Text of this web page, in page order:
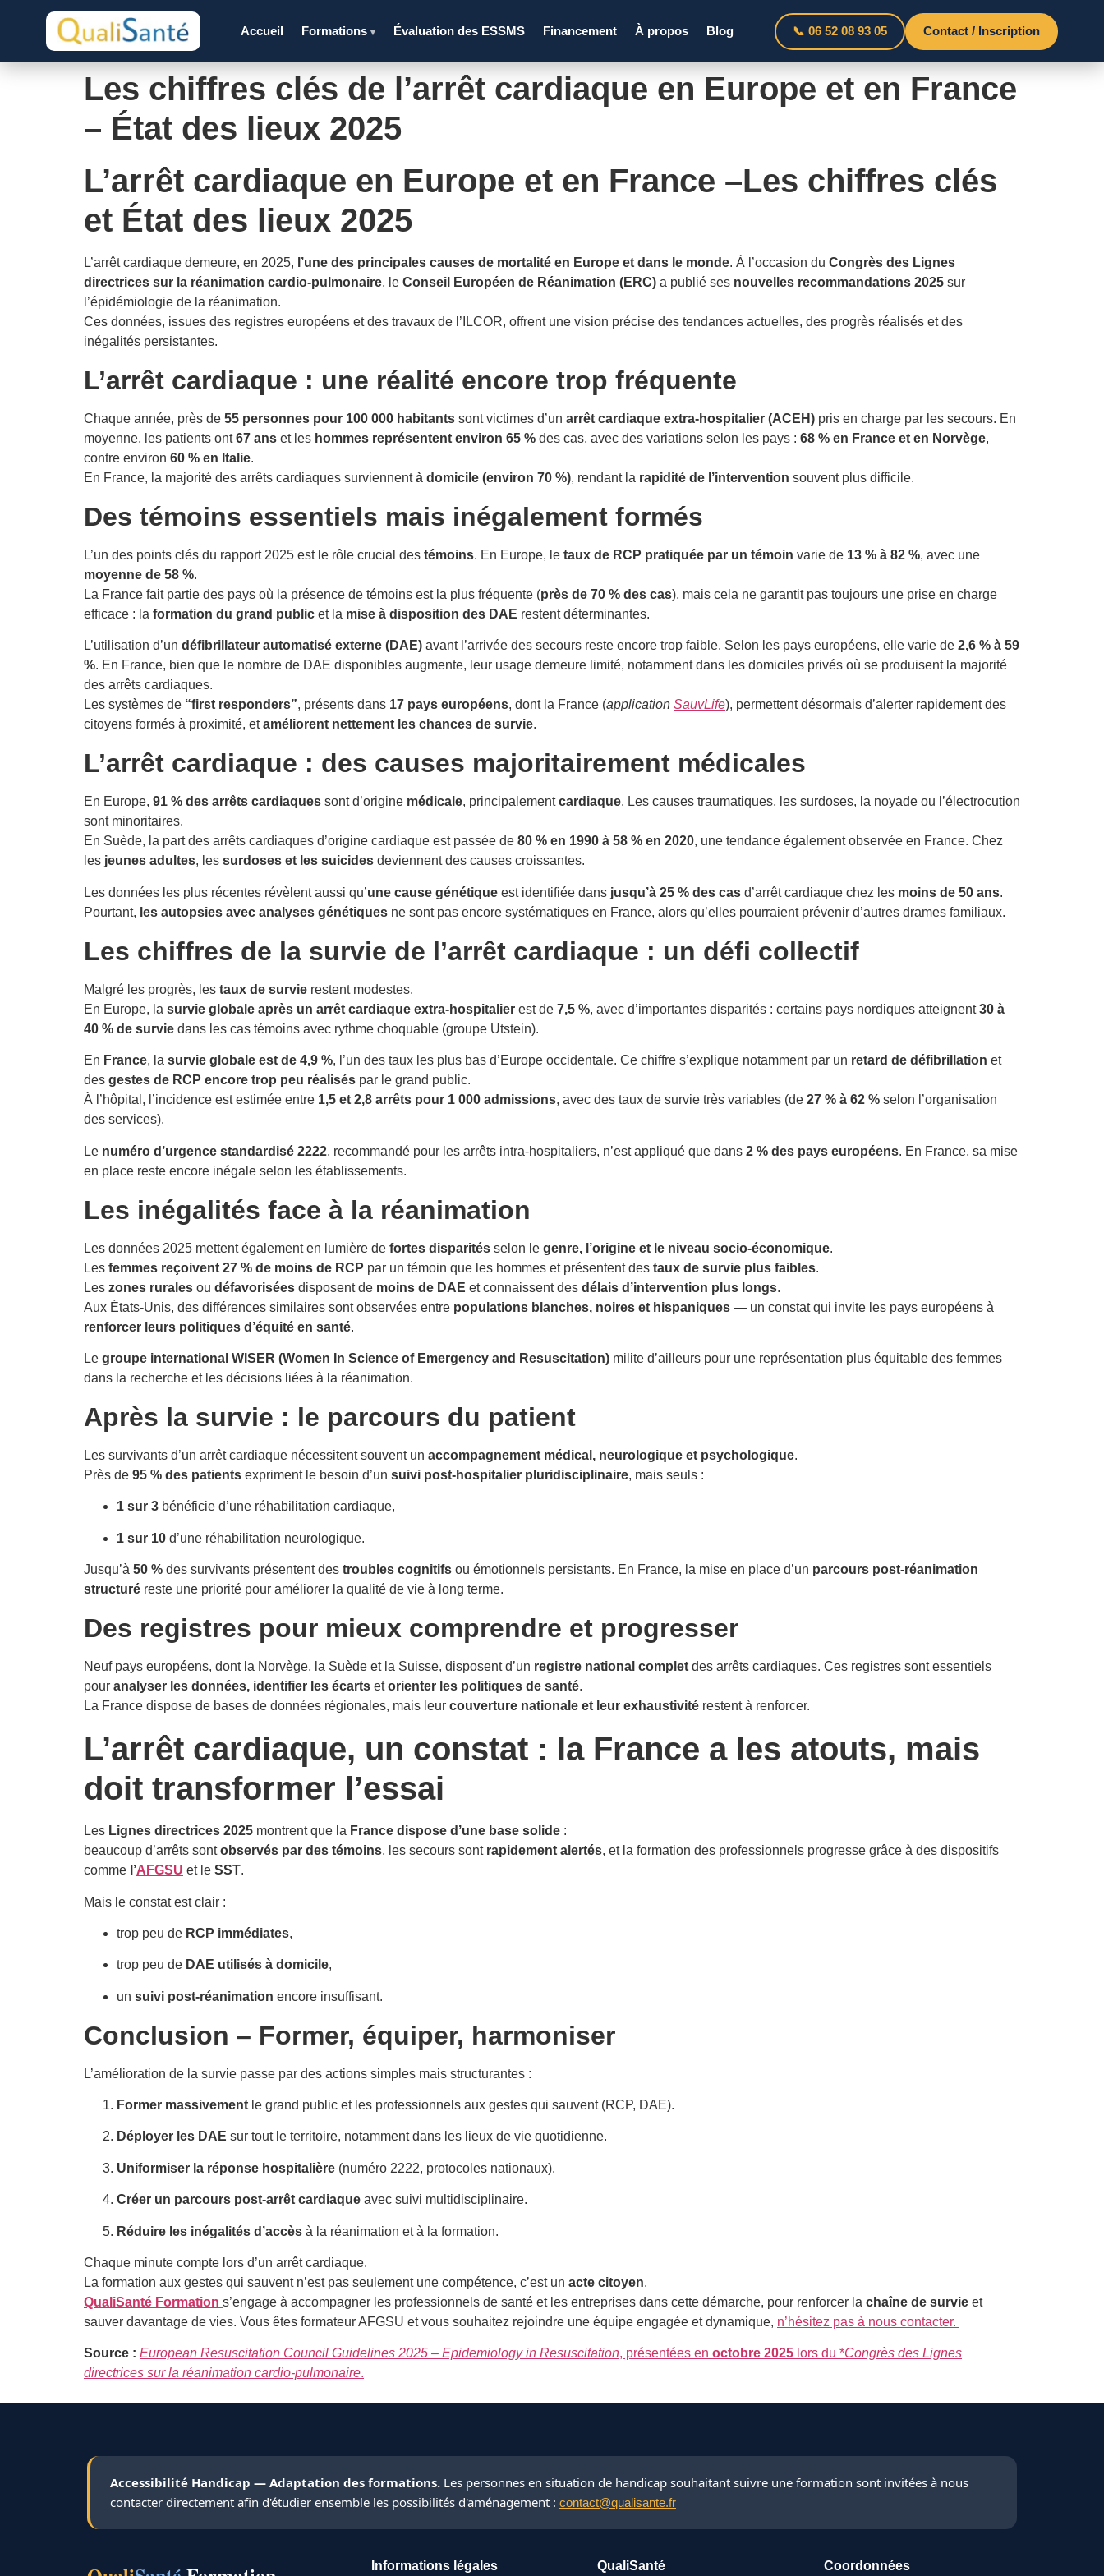
Accueil Formations▾ Évaluation des ESSMS Financement À propos Blog 📞 06 52 08 93 05 Contact / Inscription
Les chiffres clés de l’arrêt cardiaque en Europe et en France
– État des lieux 2025
L’arrêt cardiaque en Europe et en France –Les chiffres clés
et État des lieux 2025
L’arrêt cardiaque demeure, en 2025, l’une des principales causes de mortalité en Europe et dans le monde. À l’occasion du Congrès des Lignes
directrices sur la réanimation cardio-pulmonaire, le Conseil Européen de Réanimation (ERC) a publié ses nouvelles recommandations 2025 sur
l’épidémiologie de la réanimation.
Ces données, issues des registres européens et des travaux de l’ILCOR, offrent une vision précise des tendances actuelles, des progrès réalisés et des
inégalités persistantes.
L’arrêt cardiaque : une réalité encore trop fréquente
Chaque année, près de 55 personnes pour 100 000 habitants sont victimes d’un arrêt cardiaque extra-hospitalier (ACEH) pris en charge par les secours. En
moyenne, les patients ont67 ans et les hommes représentent environ 65 % des cas, avec des variations selon les pays : 68 % en France et en Norvège,
contre environ 60 % en Italie.
En France, la majorité des arrêts cardiaques surviennentà domicile (environ 70 %), rendant la rapidité de l’intervention souvent plus difficile.
Des témoins essentiels mais inégalement formés
L’un des points clés du rapport 2025 est le rôle crucial des témoins. En Europe, le taux de RCP pratiquée par un témoin varie de 13 % à 82 %, avec une
moyenne de 58 %.
La France fait partie des pays où la présence de témoins est la plus fréquente (près de 70 % des cas), mais cela ne garantit pas toujours une prise en charge
efficace : la formation du grand public et la mise à disposition des DAE restent déterminantes.
L’utilisation d’un défibrillateur automatisé externe (DAE) avant l’arrivée des secours reste encore trop faible. Selon les pays européens, elle varie de 2,6 % à 59
%. En France, bien que le nombre de DAE disponibles augmente, leur usage demeure limité, notamment dans les domiciles privés où se produisent la majorité
des arrêts cardiaques.
Les systèmes de “first responders”, présents dans 17 pays européens, dont la France (application SauvLife), permettent désormais d’alerter rapidement des
citoyens formés à proximité, etaméliorent nettement les chances de survie.
L’arrêt cardiaque : des causes majoritairement médicales
En Europe, 91 % des arrêts cardiaques sont d’origine médicale, principalementcardiaque. Les causes traumatiques, les surdoses, la noyade ou l’électrocution
sont minoritaires.
En Suède, la part des arrêts cardiaques d’origine cardiaque est passée de 80 % en 1990 à 58 % en 2020, une tendance également observée en France. Chez
les jeunes adultes, les surdoses et les suicides deviennent des causes croissantes.
Les données les plus récentes révèlent aussi qu’une cause génétique est identifiée dans jusqu’à 25 % des cas d’arrêt cardiaque chez les moins de 50 ans.
Pourtant, les autopsies avec analyses génétiques ne sont pas encore systématiques en France, alors qu’elles pourraient prévenir d’autres drames familiaux.
Les chiffres de la survie de l’arrêt cardiaque : un défi collectif
Malgré les progrès, les taux de survie restent modestes.
En Europe, la survie globale après un arrêt cardiaque extra-hospitalier est de 7,5 %, avec d’importantes disparités : certains pays nordiques atteignent30 à
40 % de survie dans les cas témoins avec rythme choquable (groupe Utstein).
En France, la survie globale est de 4,9 %, l’un des taux les plus bas d’Europe occidentale. Ce chiffre s’explique notamment par un retard de défibrillation et
des gestes de RCP encore trop peu réalisés par le grand public.
À l’hôpital, l’incidence est estimée entre 1,5 et 2,8 arrêts pour 1 000 admissions, avec des taux de survie très variables (de 27 % à 62 % selon l’organisation
des services).
Le numéro d’urgence standardisé 2222, recommandé pour les arrêts intra-hospitaliers, n’est appliqué que dans 2 % des pays européens. En France, sa mise
en place reste encore inégale selon les établissements.
Les inégalités face à la réanimation
Les données 2025 mettent également en lumière de fortes disparités selon le genre, l’origine et le niveau socio-économique.
Les femmes reçoivent 27 % de moins de RCP par un témoin que les hommes et présentent des taux de survie plus faibles.
Les zones rurales ou défavorisées disposent de moins de DAE et connaissent des délais d’intervention plus longs.
Aux États-Unis, des différences similaires sont observées entre populations blanches, noires et hispaniques — un constat qui invite les pays européens à
renforcer leurs politiques d’équité en santé.
Le groupe international WISER (Women In Science of Emergency and Resuscitation) milite d’ailleurs pour une représentation plus équitable des femmes
dans la recherche et les décisions liées à la réanimation.
Après la survie : le parcours du patient
Les survivants d’un arrêt cardiaque nécessitent souvent un accompagnement médical, neurologique et psychologique.
Près de 95 % des patients expriment le besoin d’un suivi post-hospitalier pluridisciplinaire, mais seuls :
1 sur 3 bénéficie d’une réhabilitation cardiaque,
1 sur 10 d’une réhabilitation neurologique.
Jusqu’à 50 % des survivants présentent des troubles cognitifs ou émotionnels persistants. En France, la mise en place d’un parcours post-réanimation
structuré reste une priorité pour améliorer la qualité de vie à long terme.
Des registres pour mieux comprendre et progresser
Neuf pays européens, dont la Norvège, la Suède et la Suisse, disposent d’un registre national complet des arrêts cardiaques. Ces registres sont essentiels
pour analyser les données, identifier les écarts etorienter les politiques de santé.
La France dispose de bases de données régionales, mais leur couverture nationale et leur exhaustivité restent à renforcer.
L’arrêt cardiaque, un constat : la France a les atouts, mais
doit transformer l’essai
Les Lignes directrices 2025 montrent que la France dispose d’une base solide :
beaucoup d’arrêts sontobservés par des témoins, les secours sont rapidement alertés, et la formation des professionnels progresse grâce à des dispositifs
comme l’AFGSU et le SST.
Mais le constat est clair :
trop peu de RCP immédiates,
trop peu de DAE utilisés à domicile,
un suivi post-réanimation encore insuffisant.
Conclusion – Former, équiper, harmoniser
L’amélioration de la survie passe par des actions simples mais structurantes :
Former massivement le grand public et les professionnels aux gestes qui sauvent (RCP, DAE).
Déployer les DAE sur tout le territoire, notamment dans les lieux de vie quotidienne.
Uniformiser la réponse hospitalière (numéro 2222, protocoles nationaux).
Créer un parcours post-arrêt cardiaque avec suivi multidisciplinaire.
Réduire les inégalités d’accès à la réanimation et à la formation.
Chaque minute compte lors d’un arrêt cardiaque.
La formation aux gestes qui sauvent n’est pas seulement une compétence, c’est un acte citoyen.
QualiSanté Formation s’engage à accompagner les professionnels de santé et les entreprises dans cette démarche, pour renforcer la chaîne de survie et
sauver davantage de vies. Vous êtes formateur AFGSU et vous souhaitez rejoindre une équipe engagée et dynamique, n’hésitez pas à nous contacter.
Source : European Resuscitation Council Guidelines 2025 – Epidemiology in Resuscitation, présentées en octobre 2025 lors du *Congrès des Lignes
directrices sur la réanimation cardio-pulmonaire.
Accessibilité Handicap — Adaptation des formations. Les personnes en situation de handicap souhaitant suivre une formation sont invitées à nous
contacter directement afin d'étudier ensemble les possibilités d'aménagement : contact@qualisante.fr
Informations légales QualiSanté Coordonnées